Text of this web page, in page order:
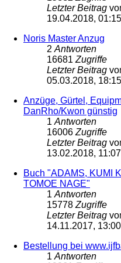
Letzter Beitrag
19.04.2018, 01:15
Noris Master Anzug
2 Antworten
16681 Zugriffe
Letzter Beitrag
05.03.2018, 18:15
Anzüge, Gürtel,
DanRho/Kwon günstig
1 Antworten
16006 Zugriffe
Letzter Beitrag
13.02.2018, 11:07
Buch "ADAMS, KUMI
TOMOE NAGE"
1 Antworten
15778 Zugriffe
Letzter Beitrag
14.11.2017, 13:00
Bestellung bei
1 Antworten